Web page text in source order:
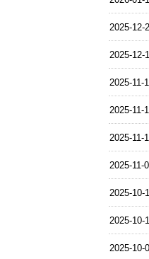
2025-12-
2025-12-
2025-11-
2025-11-
2025-11-
2025-11-
2025-10-
2025-10-
2025-10-